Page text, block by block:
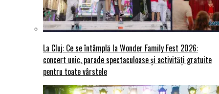
La Cluj: Ce se întâmplă la Wonder Family Fest 2026:
concert unic, parade spectaculoase și activități gratuite
pentru toate vârstele